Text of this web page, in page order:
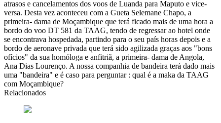
atrasos e cancelamentos dos voos de Luanda para Maputo e vice-
versa. Desta vez aconteceu com a Gueta Selemane Chapo, a
primeira- dama de Moçambique que terá ficado mais de uma hora a
bordo do voo DT 581 da TAAG, tendo de regressar ao hotel onde
se encontrava hospedada, partindo para o seu país horas depois e a
bordo de aeronave privada que terá sido agilizada graças aos "bons
ofícios" da sua homóloga e anfitriã, a primeira- dama de Angola,
Ana Dias Lourenço. A nossa companhia de bandeira terá dado mais
uma "bandeira" e é caso para perguntar : qual é a maka da TAAG
com Moçambique?
Relacionados